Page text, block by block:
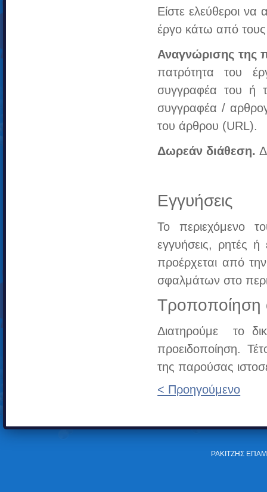
Είστε ελεύθεροι να
έργο κάτω από
Αναγνώρισης της
πατρότητα του
συγγραφέα του ή
συγγραφέα /
του άρθρου (URL).
Δωρεάν διάθεση.
Εγγυήσεις
Το περιεχόμενο
εγγυήσεις, ρητές
προέρχεται από
σφαλμάτων στο
Διατηρούμε το
προειδοποίηση.
της παρούσας
< Προηγούμενο
ΡΑΚΙΤΖΗΣ